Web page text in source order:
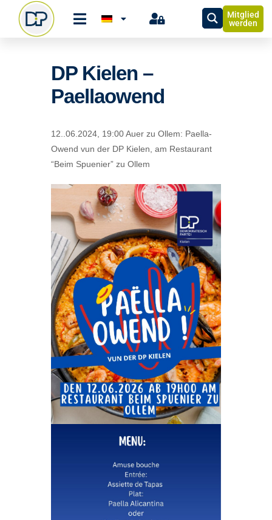
Mitglied
werden
DP Kielen –
Paellaowend
12..06.2024, 19:00 Auer zu Ollem: Paella-
Owend vun der DP Kielen, am Restaurant
“Beim Spuenier” zu Ollem